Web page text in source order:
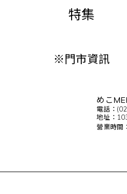
特集
※門市資訊
めこ
電話：
地址：
營業時間